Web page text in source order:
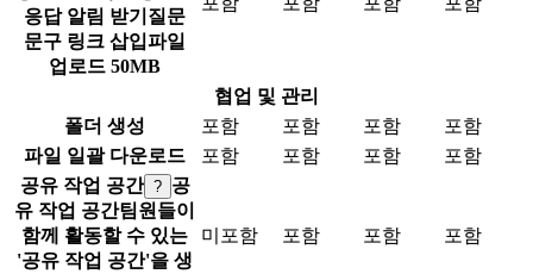
응답 알림 받기 질문
문구 링크 삽입파일
업로드 50MB
협업 및 관리
폴더 생성
포함 포함 포함
포함
파일 일괄 다운로드
포함 포함 포함
포함
공유 작업 공간 ?
공
유 작업 공간팀원들이
함께 활동할 수 있는
'공유 작업 공간'을 생
미포함 포함 포함 포함